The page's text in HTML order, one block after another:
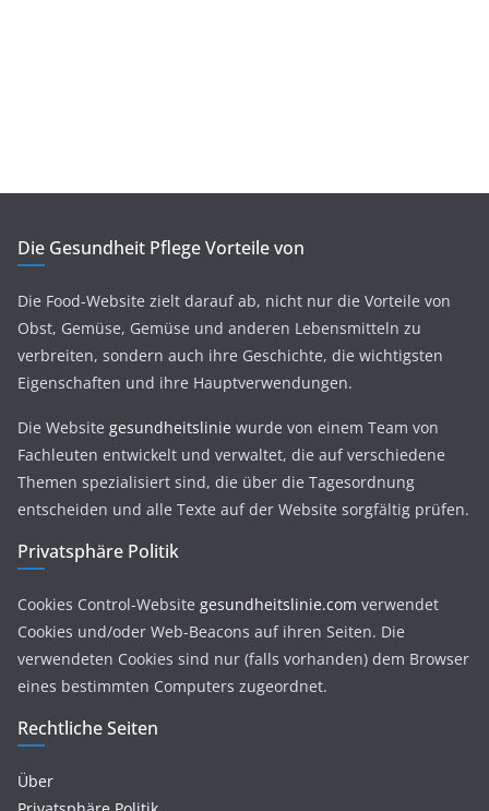
Die Gesundheit Pflege Vorteile von
Die Food-Website zielt darauf ab, nicht nur die Vorteile von
Obst, Gemüse, Gemüse und anderen Lebensmitteln zu
verbreiten, sondern auch ihre Geschichte, die wichtigsten
Eigenschaften und ihre Hauptverwendungen.
Die Website gesundheitslinie wurde von einem Team von
Fachleuten entwickelt und verwaltet, die auf verschiedene
Themen spezialisiert sind, die über die Tagesordnung
entscheiden und alle Texte auf der Website sorgfältig prüfen.
Privatsphäre Politik
Cookies Control-Website gesundheitslinie.com verwendet
Cookies und/oder Web-Beacons auf ihren Seiten. Die
verwendeten Cookies sind nur (falls vorhanden) dem Browser
eines bestimmten Computers zugeordnet.
Rechtliche Seiten
Über